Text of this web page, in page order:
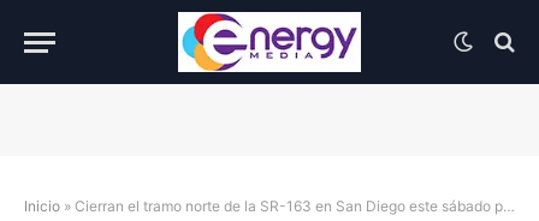
Inicio » Cierran el tramo norte de la SR-163 en San Diego este sábado por mantenimiento